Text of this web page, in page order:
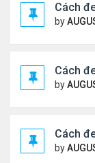
Cách
by
Cách
by
Cách
by